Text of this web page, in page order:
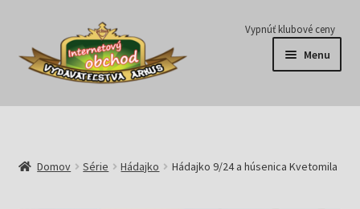
Preskočiť
navigáciu
Preskočiť
obsah
Vypnúť klubové ceny
Menu
Série
Domov Série Hádajko Hádajko 9/24 a húsenica Kvetomila